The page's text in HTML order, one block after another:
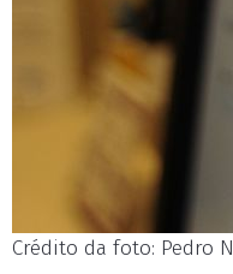
Crédito da foto: Pedro